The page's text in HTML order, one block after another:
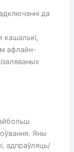
да
кашалькі,
афлайн-
Яны
адпраўляць/